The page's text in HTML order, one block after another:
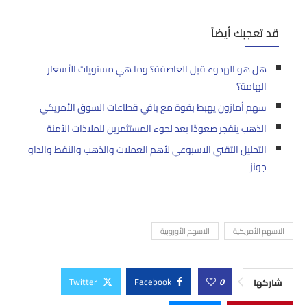
قد تعجبك أيضاً
هل هو الهدوء قبل العاصفة؟ وما هي مستويات الأسعار
الهامة؟
سهم أمازون يهبط بقوة مع باقي قطاعات السوق الأمريكي
الذهب ينفجر صعودًا بعد لجوء المستثمرين للملاذات الآمنة
التحليل التقني الاسبوعي لأهم العملات والذهب والنفط والداو
جونز
الاسهم الأمريكية الاسهم الأوروبية
شاركها 0
Facebook
Twitter